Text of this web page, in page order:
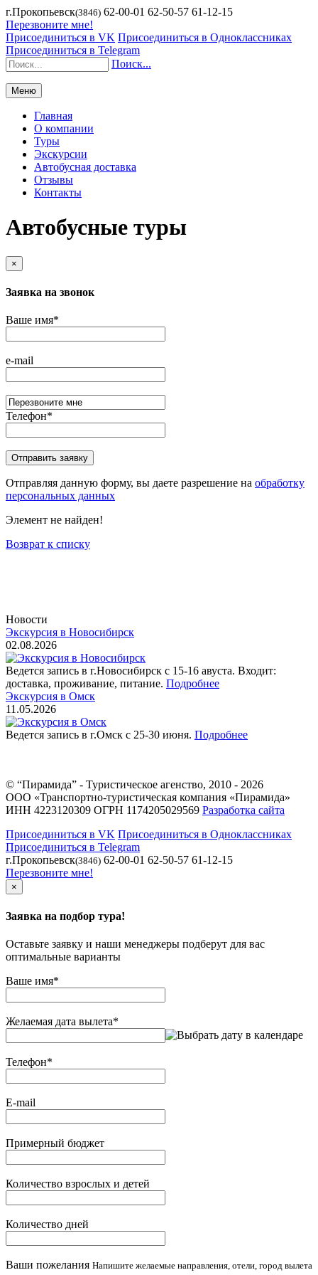
г.Прокопьевск(3846) 62-00-01 62-50-57 61-12-15
Перезвоните мне!
Присоединиться в VK Присоединиться в Одноклассниках
Присоединиться в Telegram
Поиск...
Меню
Главная
О компании
Туры
Экскурсии
Автобусная доставка
Отзывы
Контакты
Автобусные туры
×
Заявка на звонок
Ваше имя*
e-mail
Телефон*
Отправляя данную форму, вы даете разрешение на обработку
персональных данных
Элемент не найден!
Возврат к списку
Новости
Экскурсия в Новосибирск
02.08.2026
Ведется запись в г.Новосибирск с 15-16 авуста. Входит:
доставка, проживание, питание. Подробнее
Экскурсия в Омск
11.05.2026
Ведется запись в г.Омск с 25-30 июня. Подробнее
© “Пирамида” - Туристическое агенство, 2010 - 2026
ООО «Транспортно-туристическая компания «Пирамида»
ИНН 4223120309 ОГРН 1174205029569 Разработка сайта
Присоединиться в VK Присоединиться в Одноклассниках
Присоединиться в Telegram
г.Прокопьевск(3846) 62-00-01 62-50-57 61-12-15
Перезвоните мне!
×
Заявка на подбор тура!
Оставьте заявку и наши менеджеры подберут для вас
оптимальные варианты
Ваше имя*
Желаемая дата вылета*
Телефон*
E-mail
Примерный бюджет
Количество взрослых и детей
Количество дней
Ваши пожелания Напишите желаемые направления, отели, город вылета